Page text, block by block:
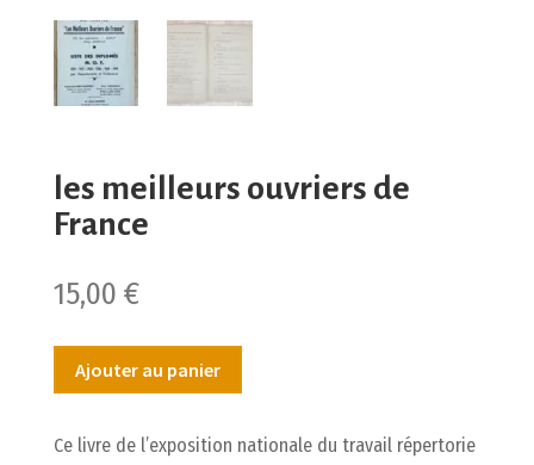
les meilleurs ouvriers de
France
15,00 €
Ajouter au panier
Ce livre de l’exposition nationale du travail répertorie